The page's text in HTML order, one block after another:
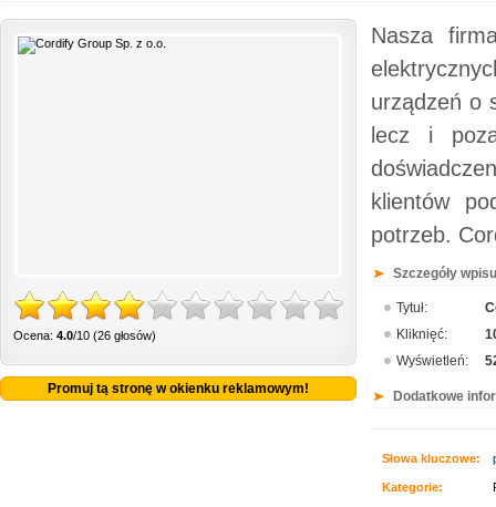
Ocena: 4.0/10 (26 głosów)
Promuj tą stronę w okienku reklamowym!
Nasza
urządzeń o
lecz i
klientów
potrzeb.
Szczegóły
Tytuł:
Kliknięć:
Wyświetleń:
Dodatkowe
Słowa kluczowe:
Kategorie: